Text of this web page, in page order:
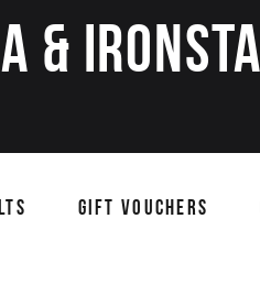
GIFT VOUCHERS